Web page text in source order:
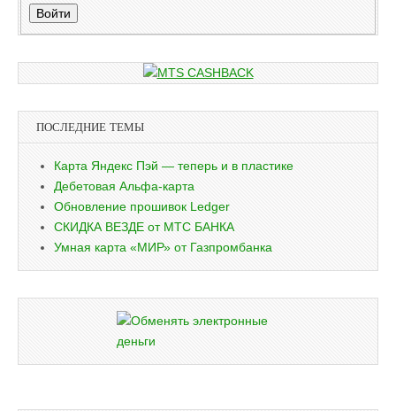
Войти
ПОСЛЕДНИЕ ТЕМЫ
Карта Яндекс Пэй — теперь и в пластике
Дебетовая Альфа-карта
Обновление прошивок Ledger
СКИДКА ВЕЗДЕ от МТС БАНКА
Умная карта «МИР» от Газпромбанка